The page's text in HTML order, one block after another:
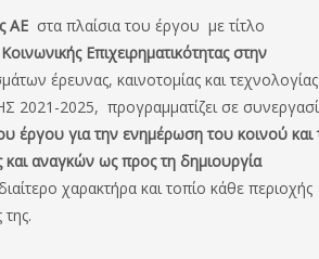
ΑΕ στα πλαίσια του έργου με τίτλο
Επιχειρηματικότητας στην
έρευνας, καινοτομίας και τεχνολογίας
2021-2025, προγραμματίζει σε
έργου για την ενημέρωση του κοινού και
αναγκών ως προς τη δημιουργία
χαρακτήρα και τοπίο κάθε περιοχής